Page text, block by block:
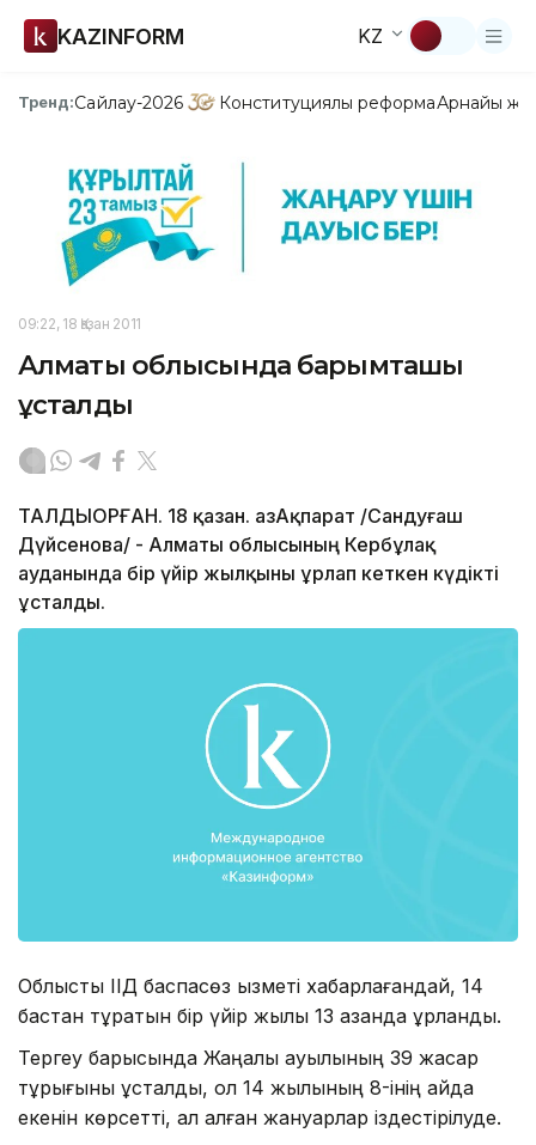
KAZINFORM KZ
Тренд:Сайлау-2026 Конституциялық реформаАрнайы
09:22, 18 Қазан 2011
Алматы облысында барымташы
ұсталды
ТАЛДЫҚОРҒАН. 18 қазан. ҚазАқпарат /Сандуғаш
Дүйсенова/ - Алматы облысының Кербұлақ
ауданында бір үйір жылқыны ұрлап кеткен күдікті
ұсталды.
Облыстық ІІД баспасөз қызметі хабарлағандай, 14
бастан тұратын бір үйір жылқы 13 қазанда ұрланды.
Тергеу барысында Жаңалық ауылының 39 жасар
тұрығыны ұсталды, ол 14 жылқының 8-інің қайда
екенін көрсетті, ал қалған жануарлар іздестірілуде.